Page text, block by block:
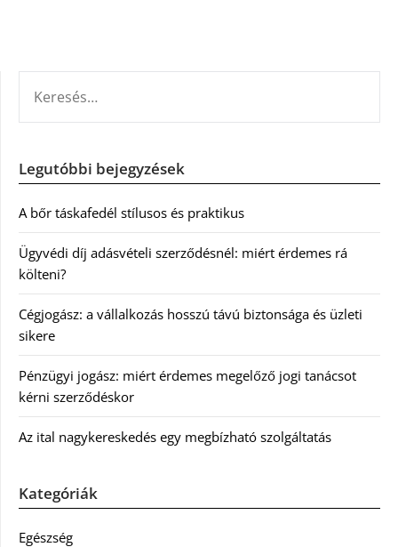
Legutóbbi bejegyzések
A bőr táskafedél stílusos és praktikus
Ügyvédi díj adásvételi szerződésnél: miért érdemes rá
költeni?
Cégjogász: a vállalkozás hosszú távú biztonsága és üzleti
sikere
Pénzügyi jogász: miért érdemes megelőző jogi tanácsot
kérni szerződéskor
Az ital nagykereskedés egy megbízható szolgáltatás
Kategóriák
Egészség